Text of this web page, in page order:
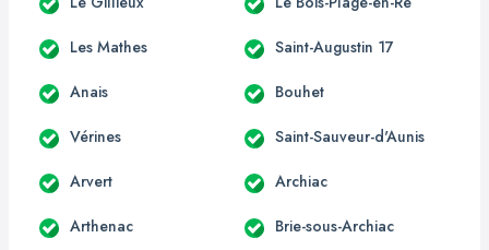
Les Mathes Saint-Augustin 17
Anais Bouhet
Vérines Saint-Sauveur-d'Aunis
Arvert Archiac
Arthenac Brie-sous-Archiac